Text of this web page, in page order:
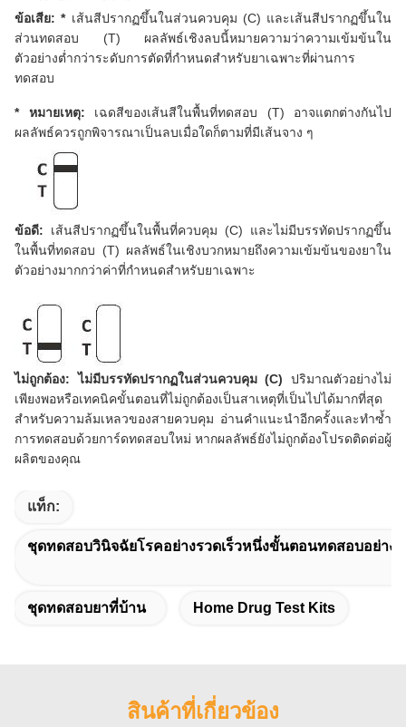
ข้อเสีย: *เส้นสีปรากฏขึ้นในส่วนควบคุม (C) และเส้นสีปรากฏขึ้นใน
ส่วนทดสอบ (T) ผลลัพธ์เชิงลบนี้หมายความว่าความเข้มข้นใน
ตัวอย่างต่ำกว่าระดับการตัดที่กำหนดสำหรับยาเฉพาะที่ผ่านการ
ทดสอบ
* หมายเหตุ: เฉดสีของเส้นสีในพื้นที่ทดสอบ (T) อาจแตกต่างกันไป
ผลลัพธ์ควรถูกพิจารณาเป็นลบเมื่อใดก็ตามที่มีเส้นจาง ๆ
ข้อดี: เส้นสีปรากฏขึ้นในพื้นที่ควบคุม (C) และไม่มีบรรทัดปรากฏขึ้น
ในพื้นที่ทดสอบ (T) ผลลัพธ์ในเชิงบวกหมายถึงความเข้มข้นของยาใน
ตัวอย่างมากกว่าค่าที่กำหนดสำหรับยาเฉพาะ
ไม่ถูกต้อง: ไม่มีบรรทัดปรากฏในส่วนควบคุม (C) ปริมาณตัวอย่างไม่
เพียงพอหรือเทคนิคขั้นตอนที่ไม่ถูกต้องเป็นสาเหตุที่เป็นไปได้มากที่สุด
สำหรับความล้มเหลวของสายควบคุม อ่านคำแนะนำอีกครั้งและทำซ้ำ
การทดสอบด้วยการ์ดทดสอบใหม่ หากผลลัพธ์ยังไม่ถูกต้องโปรดติดต่อผู้
ผลิตของคุณ
แท็ก:
ชุดทดสอบวินิจฉัยโรคอย่างรวดเร็วหนึ่งขั้นตอนทดสอบอย่างร
ชุดทดสอบยาที่บ้าน Home Drug Test Kits
สินค้าที่เกี่ยวข้อง